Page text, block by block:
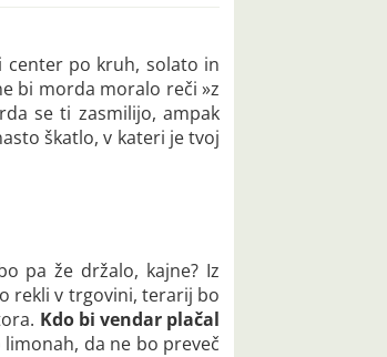
center po kruh, solato in
bi morda moralo reči »z
se ti zasmilijo, ampak
škatlo, v kateri je tvoj
pa že držalo, kajne? Iz
rekli v trgovini, terarij bo
Kdo bi vendar plačal
da ne bo preveč